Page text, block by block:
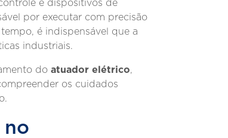
e dispositivos de
por executar com precisão
é indispensável que a
industriais.
doatuador elétrico,
os cuidados
no